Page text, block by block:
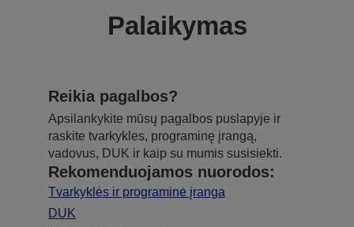
Palaikymas
Reikia pagalbos?
Apsilankykite mūsų pagalbos puslapyje ir
raskite tvarkykles, programinę įrangą,
vadovus, DUK ir kaip su mumis susisiekti.
Rekomenduojamos nuorodos:
Tvarkyklės ir programinė įranga
DUK